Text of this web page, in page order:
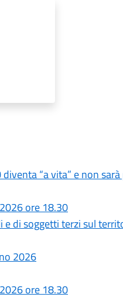
“a vita” e non
ore 18.30
di soggetti terzi sul
2026
ore 18.30